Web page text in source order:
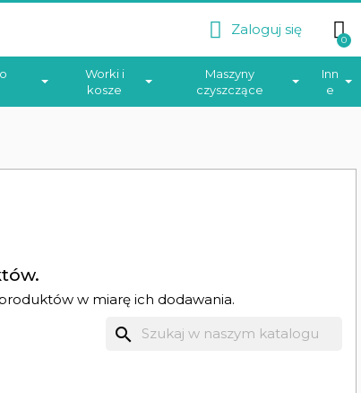
Zaloguj się
Worki i
kosze
Maszyny
czyszczące
Inn
e
w miarę ich dodawania.
search